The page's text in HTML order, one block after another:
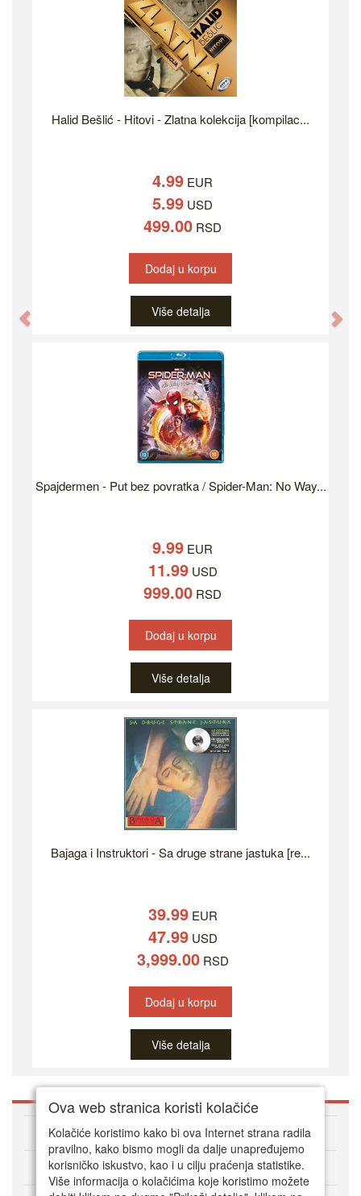
Halid Bešlić - Hitovi - Zlatna kolekcija [kompilac...
4.99 EUR
5.99 USD
499.00 RSD
Dodaj u korpu
Više detalja
Spajdermen - Put bez povratka / Spider-Man: No Way...
9.99 EUR
11.99USD
999.00 RSD
Dodaj u korpu
Više detalja
Bajaga i Instruktori - Sa druge strane jastuka [re...
39.99EUR
47.99USD
3,999.00RSD
Dodaj u korpu
Više detalja
O DVD Zoni
Kako kupovati online
Ova web stranica koristi kolačiće
Kolačiće koristimo kako bi ova Internet strana radila
pravilno, kako bismo mogli da dalje unapređujemo
korisničko iskustvo, kao i u cilju praćenja statistike.
Više informacija o kolačićima koje koristimo možete